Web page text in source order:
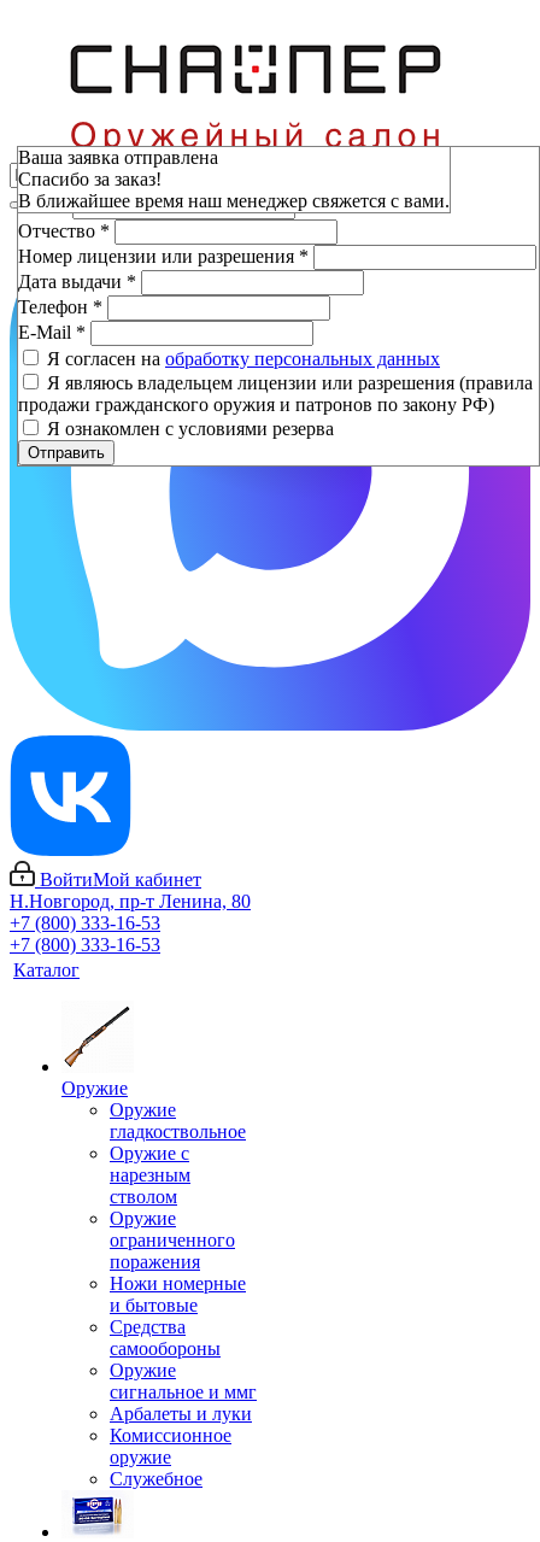
ВойтиМой кабинет
Н.Новгород, пр-т Ленина, 80
+7 (800) 333-16-53
+7 (800) 333-16-53
Каталог
Оружие
Оружие
гладкоствольное
Оружие с
нарезным
стволом
Оружие
ограниченного
поражения
Ножи номерные
и бытовые
Средства
самообороны
Оружие
сигнальное и ммг
Арбалеты и луки
Комиссионное
оружие
Служебное
Зарезервировать
Фамилия*
Имя*
Отчество *
Номер лицензии или разрешения *
Дата выдачи *
Телефон *
E-Mail *
Я согласен на обработку персональных данных
Я являюсь владельцем лицензии или разрешения (правила
продажи гражданского оружия и патронов по закону РФ)
Я ознакомлен с условиями резерва
Отправить
Ваша заявка отправлена
Спасибо за заказ!
В ближайшее время наш менеджер свяжется с вами.